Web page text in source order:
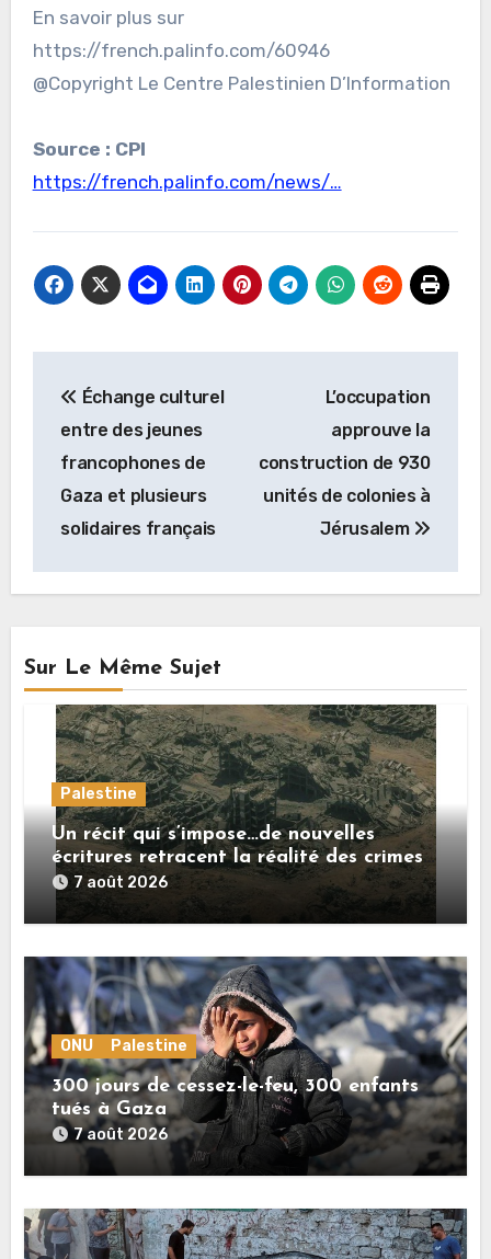
En savoir plus sur
https://french.palinfo.com/60946
@Copyright Le Centre Palestinien D’Information
Source : CPI
https://french.palinfo.com/news/…
de
l’article
Échange culturel
entre des jeunes
francophones de
Gaza et plusieurs
solidaires français
L’occupation
approuve la
construction de 930
unités de colonies à
Jérusalem
Sur Le Même Sujet
Palestine
Un récit qui s’impose…de nouvelles
écritures retracent la réalité des crimes
sionistes à Gaza
7 août 2026
ONU Palestine
300 jours de cessez-le-feu, 300 enfants
tués à Gaza
7 août 2026